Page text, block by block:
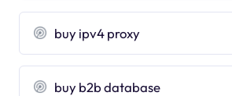
buy ipv4 proxy
buy b2b database